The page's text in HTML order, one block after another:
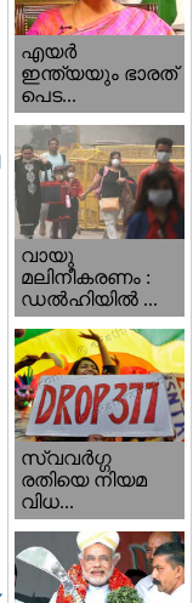
എയര്‍
ഇന്ത്യയും ഭാരത്
പെട...
വായു
മലിനീകരണം :
ഡൽഹിയിൽ ...
സ്വവര്‍ഗ്ഗ
രതിയെ നിയമ
വിധ...